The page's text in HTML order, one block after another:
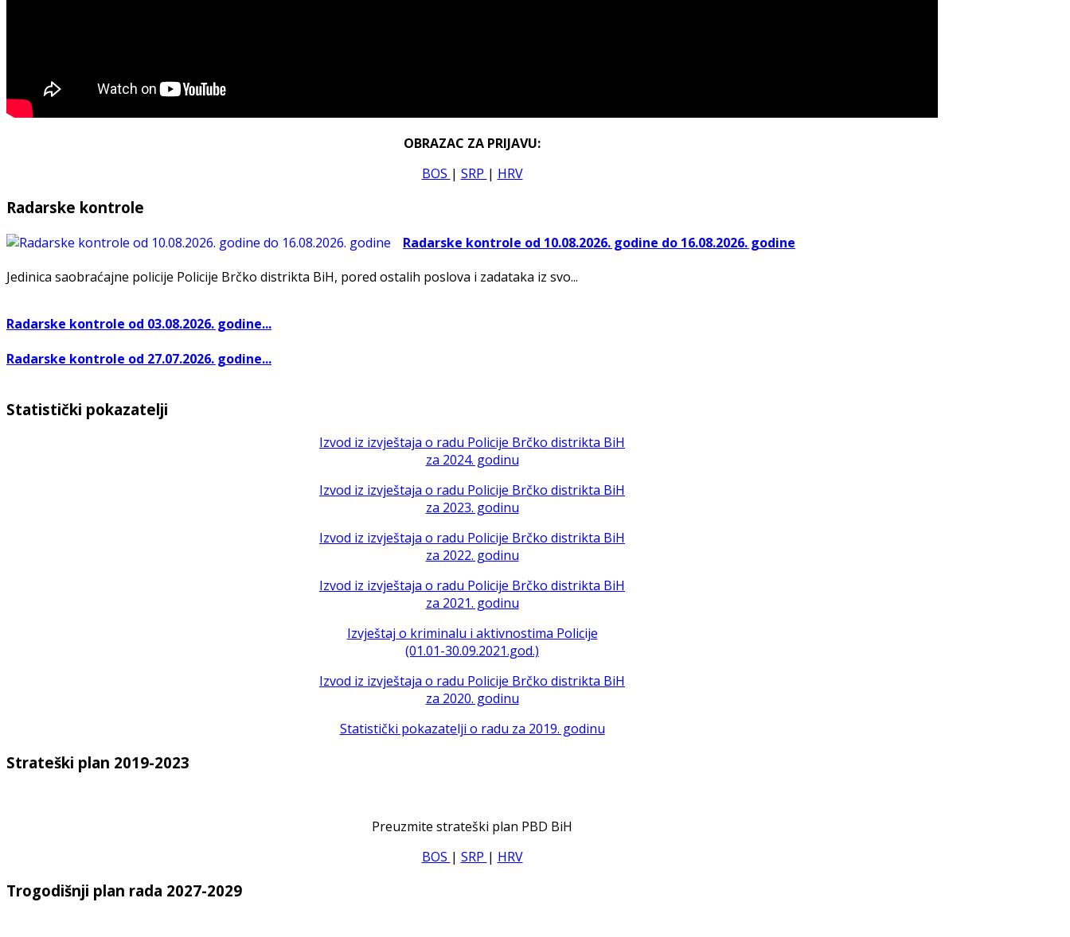
OBRAZAC ZA PRIJAVU:
BOS | SRP | HRV
Radarske kontrole
Radarske kontrole od 10.08.2026. godine do 16.08.2026. godine
Jedinica saobraćajne policije Policije Brčko distrikta BiH, pored ostalih poslova i zadataka iz svo...
Radarske kontrole od 03.08.2026. godine...
Radarske kontrole od 27.07.2026. godine...
Statistički pokazatelji
Izvod iz izvještaja o radu Policije Brčko distrikta BiH
za 2024. godinu
Izvod iz izvještaja o radu Policije Brčko distrikta BiH
za 2023. godinu
Izvod iz izvještaja o radu Policije Brčko distrikta BiH
za 2022. godinu
Izvod iz izvještaja o radu Policije Brčko distrikta BiH
za 2021. godinu
Izvještaj o kriminalu i aktivnostima Policije
(01.01-30.09.2021.god.)
Izvod iz izvještaja o radu Policije Brčko distrikta BiH
za 2020. godinu
Statistički pokazatelji o radu za 2019. godinu
Strateški plan 2019-2023
Preuzmite strateški plan PBD BiH
BOS | SRP | HRV
Trogodišnji plan rada 2027-2029